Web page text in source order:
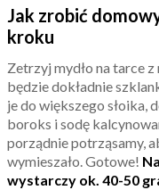
Jak zrobić
kroku
Zetrzyj mydło na tarce
będzie dokładnie
je do większego słoika,
boroks i sodę
porządnie potrząsamy,
wymieszało. Gotowe!
wystarczy ok. 40-50